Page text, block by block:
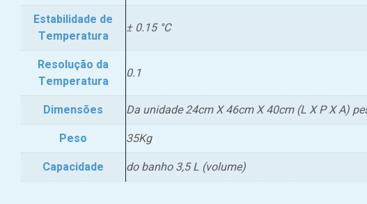
Estabilidade de
Temperatura
± 0.15 °C
Resolução da
Temperatura
0.1
Dimensões
Da unidade 24cm X 46cm X 40cm (L X P X A)
Peso
35Kg
Capacidade
do banho 3,5 L (volume)